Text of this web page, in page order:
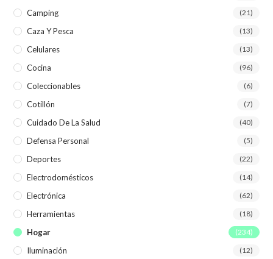
Camping (21)
Caza Y Pesca (13)
Celulares (13)
Cocina (96)
Coleccionables (6)
Cotillón (7)
Cuidado De La Salud (40)
Defensa Personal (5)
Deportes (22)
Electrodomésticos (14)
Electrónica (62)
Herramientas (18)
Hogar (234)
Iluminación (12)